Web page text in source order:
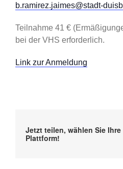
b.ramirez.jaimes@stadt-
Teilnahme 41 €
bei der VHS erforderlich.
Link zur Anmeldung
Jetzt teilen, wählen Sie Ihre
Plattform!